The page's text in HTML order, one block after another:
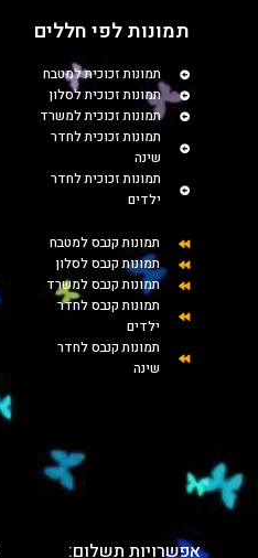
תמונות לפי חללים
תמונות זכוכית למטבח
תמונות זכוכית לסלון
תמונות זכוכית למשרד
תמונות זכוכית לחדר
שינה
תמונות זכוכית לחדר
ילדים
תמונות קנבס למטבח
תמונות קנבס לסלון
תמונות קנבס למשרד
תמונות קנבס לחדר
ילדים
תמונות קנבס לחדר
שינה
אפשרויות תשלום: